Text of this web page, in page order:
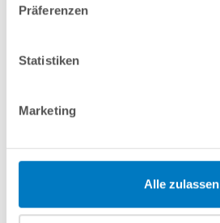
Präferenzen
Statistiken
Marketing
Alle zulassen
Produktbeschreibung